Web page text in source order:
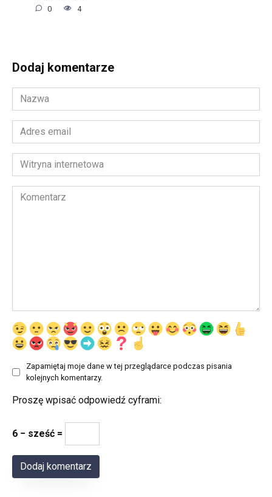
0 4
Dodaj komentarze
Nazwa
*
Adres
email
*Witryna
internetowa
Komentarz
Zapamiętaj moje dane w tej przeglądarce podczas pisania
kolejnych komentarzy.
Proszę wpisać odpowiedź cyframi:
6 − sześć =